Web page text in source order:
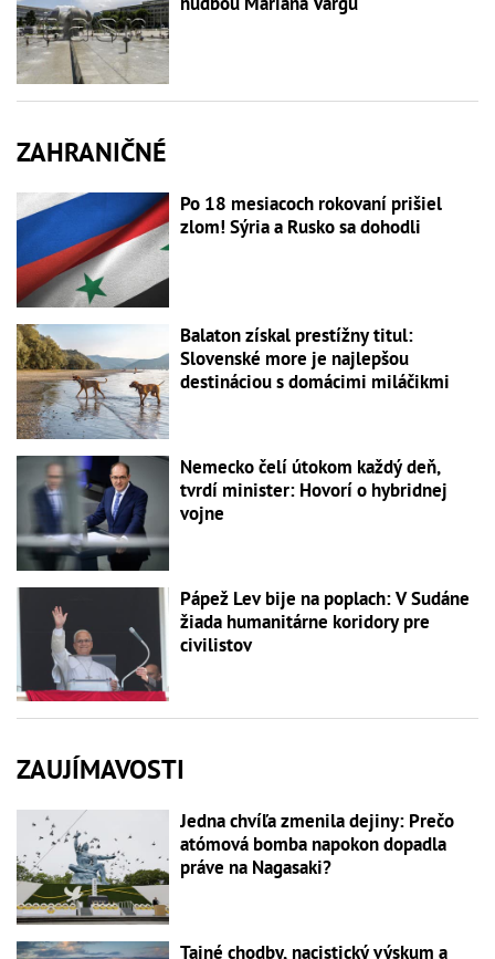
ZAHRANIČNÉ
Po 18 mesiacoch rokovaní prišiel
zlom! Sýria a Rusko sa dohodli
Balaton získal prestížny titul:
Slovenské more je najlepšou
destináciou s domácimi miláčikmi
Nemecko čelí útokom každý deň,
tvrdí minister: Hovorí o hybridnej
vojne
Pápež Lev bije na poplach: V Sudáne
žiada humanitárne koridory pre
civilistov
ZAUJÍMAVOSTI
Jedna chvíľa zmenila dejiny: Prečo
atómová bomba napokon dopadla
práve na Nagasaki?
Tajné chodby, nacistický výskum a